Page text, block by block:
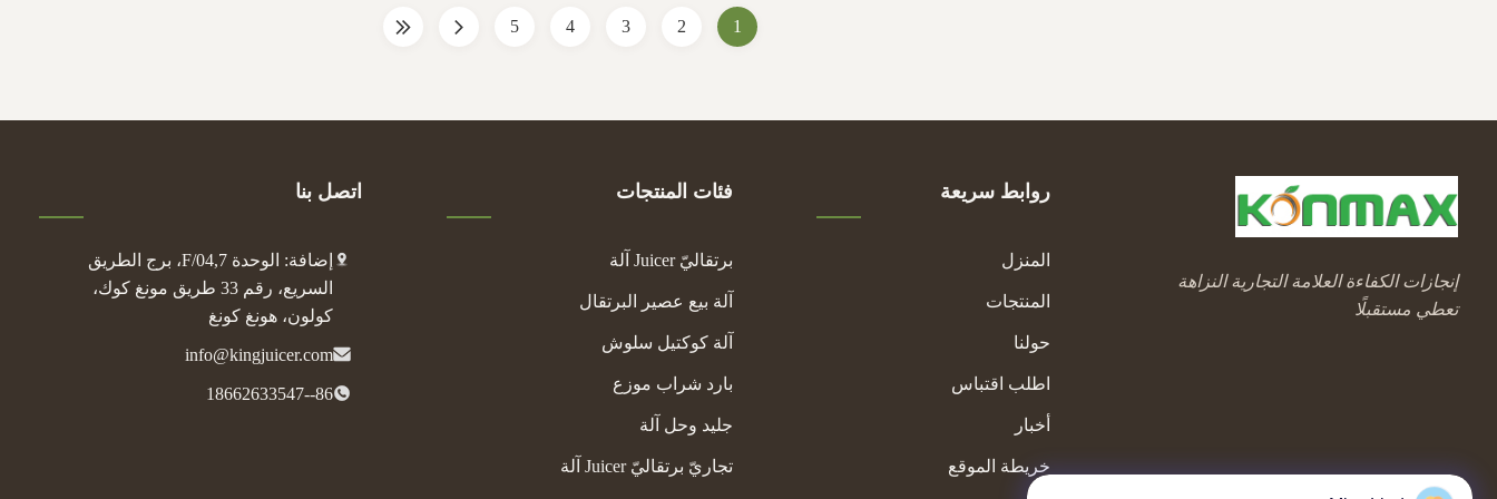
1
2
3
4
5
إنجازات الكفاءة العلامة التجارية النزاهة
تعطي مستقبلًا
روابط سريعة
المنزل
المنتجات
حولنا
اطلب اقتباس
أخبار
خريطة الموقع
فئات المنتجات
برتقاليّ Juicer آلة
آلة بيع عصير البرتقال
آلة كوكتيل سلوش
بارد شراب موزع
جليد وحل آلة
تجاريّ برتقاليّ Juicer آلة
اتصل بنا
إضافة: الوحدة 04,7/F، برج الطريق
السريع، رقم 33 طريق مونغ كوك،
كولون، هونغ كونغ
info@kingjuicer.com
86--18662633547